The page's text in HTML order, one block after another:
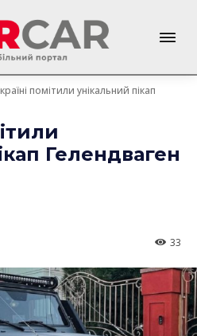
помітили унікальний пікап
Гелендваген
33